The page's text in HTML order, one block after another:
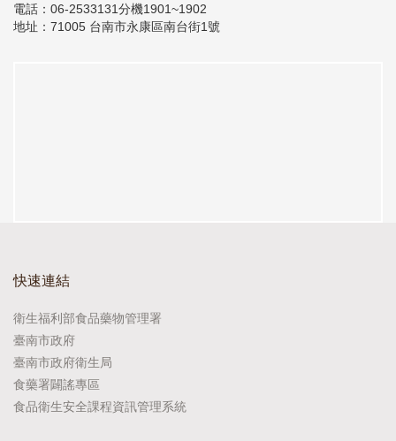
電話：06-2533131分機1901~1902
地址：71005 台南市永康區南台街1號
快速連結
衛生福利部食品藥物管理署
臺南市政府
臺南市政府衛生局
食藥署闢謠專區
食品衛生安全課程資訊管理系統